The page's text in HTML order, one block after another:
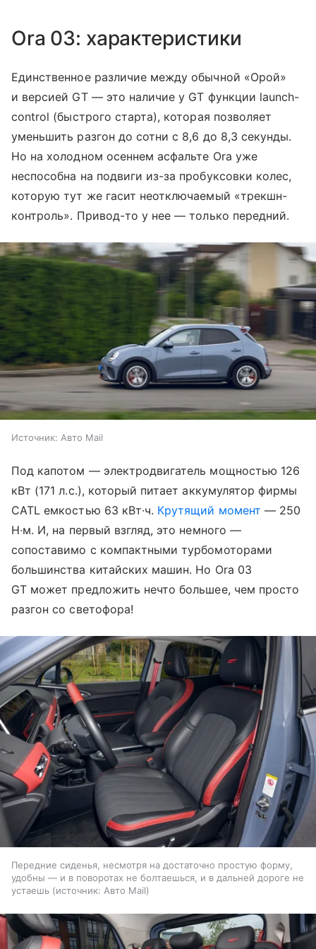
Ora 03: характеристики
Единственное различие между обычной «Орой»
и версией GT — это наличие у GT функции launch-
control (быстрого старта), которая позволяет
уменьшить разгон до сотни с 8,6 до 8,3 секунды.
Но на холодном осеннем асфальте Ora уже
неспособна на подвиги из-за пробуксовки колес,
которую тут же гасит неотключаемый «трекшн-
контроль». Привод-то у нее — только передний.
Источник: Авто Mail
Под капотом — электродвигатель мощностью 126
кВт (171 л.с.), который питает аккумулятор фирмы
CATL емкостью 63 кВт∙ч. Крутящий момент — 250
Н∙м. И, на первый взгляд, это немного —
сопоставимо с компактными турбомоторами
большинства китайских машин. Но Ora 03
GT может предложить нечто большее, чем просто
разгон со светофора!
Передние сиденья, несмотря на достаточно простую форму,
удобны — и в поворотах не болтаешься, и в дальней дороге не
устаешь
источник: Авто Mail